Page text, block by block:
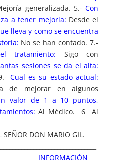
generalizada. 5.-Con
a tener mejoría: Desde el
lleva y como se encuentra
No se han contado. 7.-
tratamiento: Sigo con
sesiones se da el alta:
Cual es su estado actual:
de mejorar en algunos
valor de 1 a 10 puntos,
Al Médico. 6 Al
SEÑOR DON MARIO GIL.
INFORMACIÓN